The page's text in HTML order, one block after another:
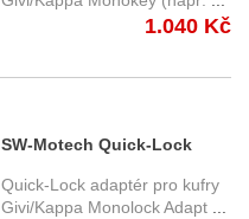
1.040 Kč
SW-Motech Quick-Lock
adaptér Givi/Kappa
Monolock GPT.00.152.406
Quick-Lock adaptér pro kufry
Givi/Kappa Monolock Adapt ...